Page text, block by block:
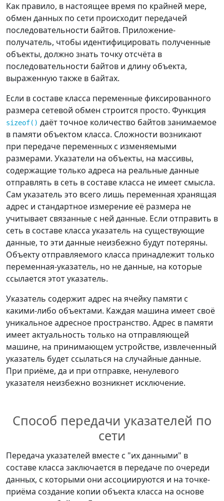
Как правило, в настоящее время по крайней мере,
обмен данных по сети происходит передачей
последовательности байтов. Приложение-
получатель, чтобы идентифицировать полученные
объекты, должно знать точку отсчёта в
последовательности байтов и длину объекта,
выраженную также в байтах.
Если в составе класса переменные фиксированного
размера сетевой обмен строится просто. Функция
sizeof() даёт точное количество байтов занимаемое
в памяти объектом класса. Сложности возникают
при передаче переменных с изменяемыми
размерами. Указатели на объекты, на массивы,
содержащие только адреса на реальные данные
отправлять в сеть в составе класса не имеет смысла.
Сам указатель это всего лишь переменная хранящая
адрес и стандартное измерение её размера не
учитывает связанные с ней данные. Если отправить в
сеть в составе класса указатель на существующие
данные, то эти данные неизбежно будут потеряны.
Объекту отправляемого класса принадлежит только
переменная-указатель, но не данные, на которые
ссылается этот указатель.
Указатель содержит адрес на ячейку памяти с
какими-либо объектами. Каждая машина имеет своё
уникальное адресное пространство. Адрес в памяти
имеет актуальность только на отправляющей
машине, на принимающем устройстве, извлеченный
указатель будет ссылаться на случайные данные.
При приёме, да и при отправке, ненулевого
указателя неизбежно возникнет исключение.
Способ передачи указателей по
сети
Передача указателей вместе с "их данными" в
составе класса заключается в передаче по очереди
данных, с которыми они ассоциируются и на точке-
приёма создание копии объекта класса на основе